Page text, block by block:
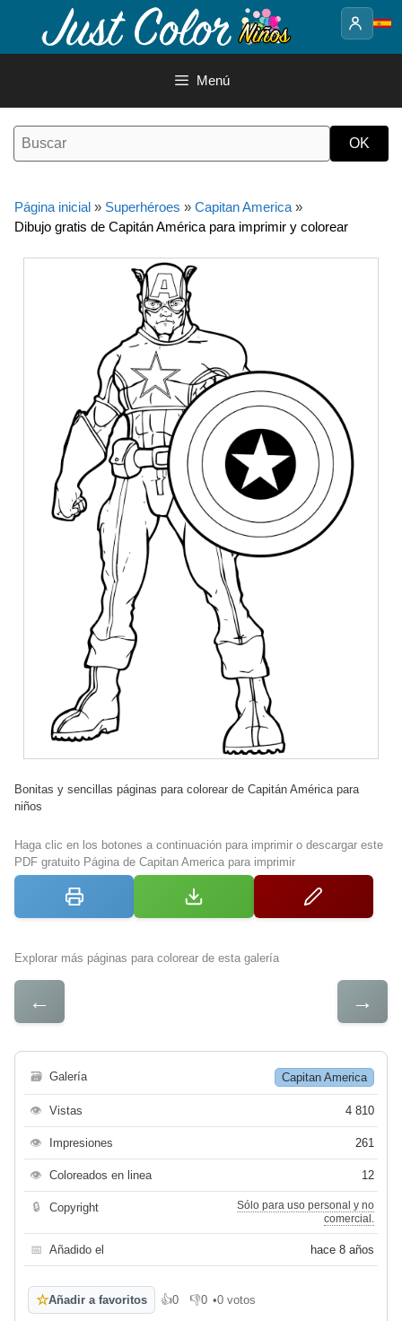
contenido
Menú
Página inicial » Superhéroes » Capitan America »
Dibujo gratis de Capitán América para imprimir y colorear
Bonitas y sencillas páginas para colorear de Capitán América para
niños
Haga clic en los botones a continuación para imprimir o descargar este
PDF gratuito Página de Capitan America para imprimir
Explorar más páginas para colorear de esta galería
← →
🗃 Galería Capitan America
👁 Vistas 4 810
👁 Impresiones 261
👁 Coloreados en linea 12
🔒 Copyright
Sólo para uso personal y no
comercial.
📅 Añadido el hace 8 años
☆Añadir a favoritos 👍0
Me gusta
👎0
No me gusta
•0 votos